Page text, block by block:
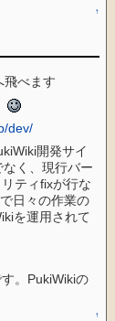
↑
飛べます
dev/
開発サイ
なく、現行バー
ティfixが行な
で日々の作業の
を運用されて
。PukiWikiの
↑